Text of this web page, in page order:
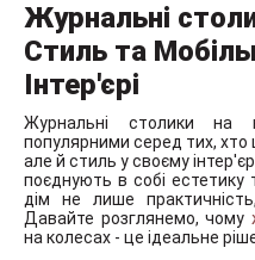
Журнальні
Стиль та
Інтер'єрі
Журнальні столики на
популярними серед тих, хто
але й стиль у своєму
поєднують в собі естетику
дім не лише
Давайте розглянемо, чому
на колесах - це ідеальне